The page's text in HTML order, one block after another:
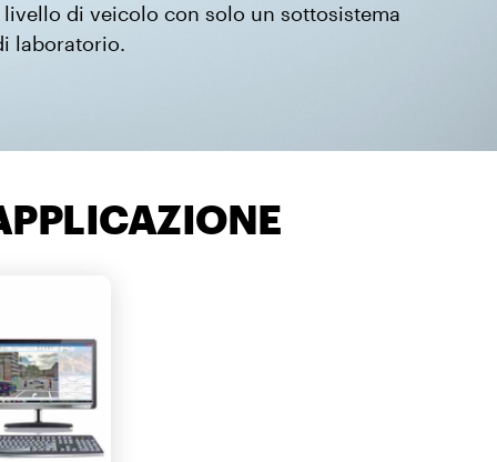
di veicolo con solo un sottosistema
laboratorio.